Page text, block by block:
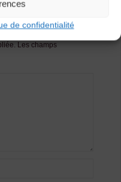
de confidentialité
Les champs